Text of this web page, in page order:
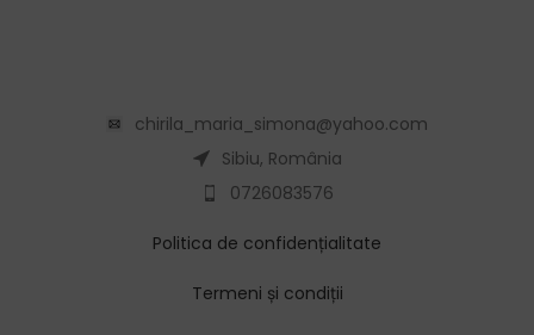
chirila_maria_simona@yahoo.com
Sibiu, România
0726083576
Politica de confidențialitate
Termeni și condiții